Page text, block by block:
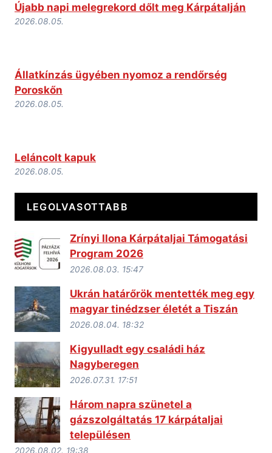
Újabb napi melegrekord dőlt meg Kárpátalján
2026.08.05.
Állatkínzás ügyében nyomoz a rendőrség
Poroskőn
2026.08.05.
Leláncolt kapuk
2026.08.05.
LEGOLVASOTTABB
Zrínyi Ilona Kárpátaljai Támogatási
Program 2026
2026.08.03. 15:47
Ukrán határőrök mentették meg egy
magyar tinédzser életét a Tiszán
2026.08.04. 18:32
Kigyulladt egy családi ház
Nagyberegen
2026.07.31. 17:51
Három napra szünetel a
gázszolgáltatás 17 kárpátaljai
településen
2026.08.02. 19:38